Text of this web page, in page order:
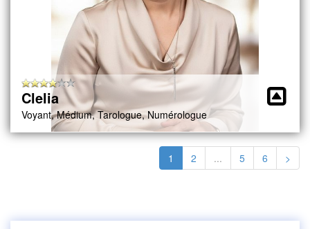
Clelia
Voyant, Médium, Tarologue, Numérologue
1 2 ... 5 6 >